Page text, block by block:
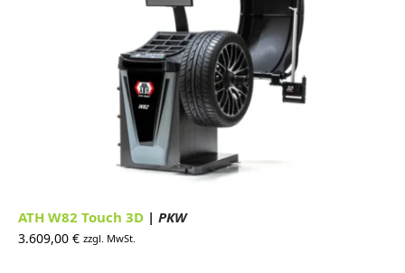
ATH W82 Touch 3D | PKW
3.609,00 € zzgl. MwSt.